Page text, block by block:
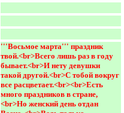
'''Восьмое марта''' праздник
твой.<br>Всего лишь раз в году
бывает.<br>И нету девушки
такой другой.<br>С тобой вокруг
все расцветает.<br><br>Есть
много праздников в стране,
<br>Но женский день отдан